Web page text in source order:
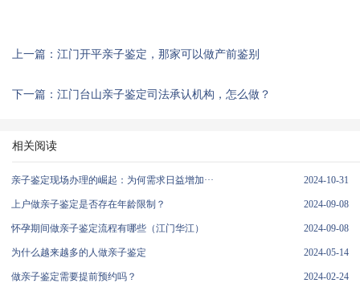
上一篇：江门开平亲子鉴定，那家可以做产前鉴别
下一篇：江门台山亲子鉴定司法承认机构，怎么做？
相关阅读
亲子鉴定现场办理的崛起：为何需求日益增加··· 2024-10-31
上户做亲子鉴定是否存在年龄限制？ 2024-09-08
怀孕期间做亲子鉴定流程有哪些（江门华江） 2024-09-08
为什么越来越多的人做亲子鉴定 2024-05-14
做亲子鉴定需要提前预约吗？ 2024-02-24